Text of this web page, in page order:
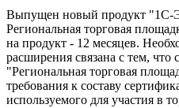
Выпущен новый продукт
Региональная торговая
на продукт - 12 месяцев.
расширения связана с тем,
"Региональная торговая
требования к составу
используемого для участия в